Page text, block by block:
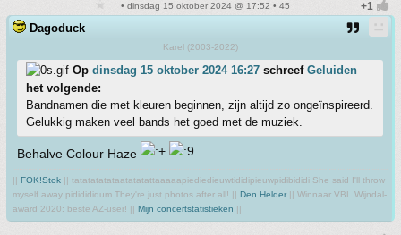
• dinsdag 15 oktober 2024 @ 17:52 • 45
Dagoduck
Karel (2003-2022)
Op dinsdag 15 oktober 2024 16:27 schreef Geluiden
het volgende:
Bandnamen die met kleuren beginnen, zijn altijd zo ongeïnspireerd.
Gelukkig maken veel bands het goed met de muziek.
Behalve Colour Haze
|| FOK!Stok || tatatatatataatatatattaaaaapiediedieuwtididipieuwpidibididi She said I'll throw
myself away pididididum They're just photos after all! || Den Helder || Winnaar VBL Wijndal-
award 2020: beste AZ-user! || Mijn concertstatistieken ||